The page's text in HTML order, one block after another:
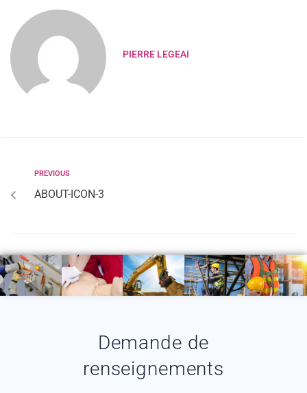
PIERRE LEGEAI
PREVIOUS
ABOUT-ICON-3
Demande de
renseignements